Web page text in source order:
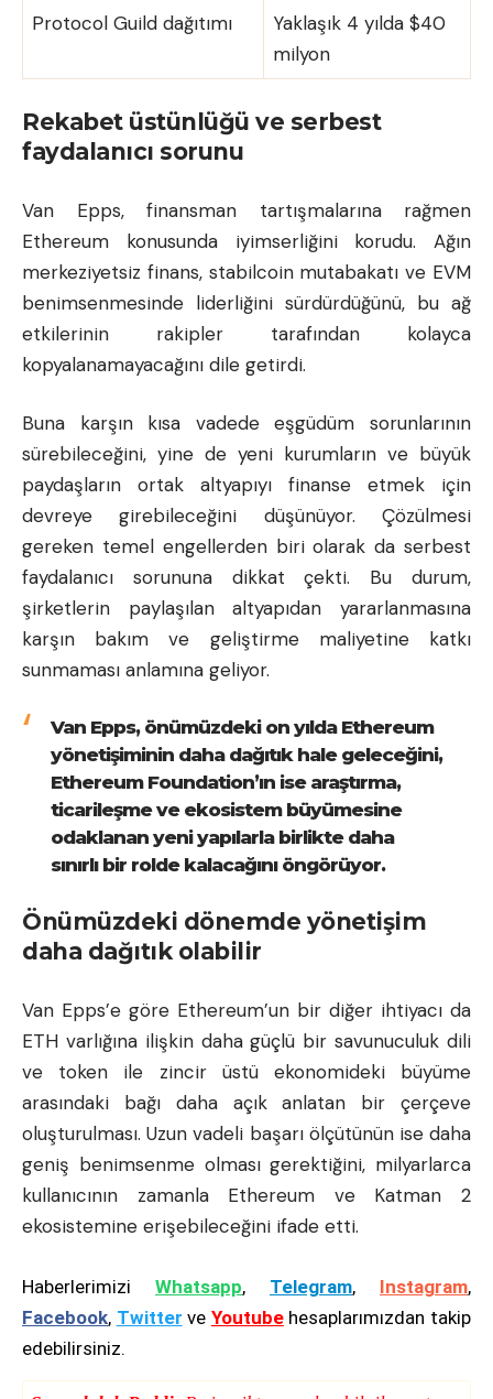
Protocol Guild dağıtımı
Yaklaşık 4 yılda $40
milyon
Rekabet üstünlüğü ve serbest
faydalanıcı sorunu
Van Epps, finansman tartışmalarına rağmen
Ethereum konusunda iyimserliğini korudu. Ağın
merkeziyetsiz finans, stabilcoin mutabakatı ve EVM
benimsenmesinde liderliğini sürdürdüğünü, bu ağ
etkilerinin rakipler tarafından kolayca
kopyalanamayacağını dile getirdi.
Buna karşın kısa vadede eşgüdüm sorunlarının
sürebileceğini, yine de yeni kurumların ve büyük
paydaşların ortak altyapıyı finanse etmek için
devreye girebileceğini düşünüyor. Çözülmesi
gereken temel engellerden biri olarak da serbest
faydalanıcı sorununa dikkat çekti. Bu durum,
şirketlerin paylaşılan altyapıdan yararlanmasına
karşın bakım ve geliştirme maliyetine katkı
sunmaması anlamına geliyor.
Van Epps, önümüzdeki on yılda Ethereum
yönetişiminin daha dağıtık hale geleceğini,
Ethereum Foundation’ın ise araştırma,
ticarileşme ve ekosistem büyümesine
odaklanan yeni yapılarla birlikte daha
sınırlı bir rolde kalacağını öngörüyor.
Önümüzdeki dönemde yönetişim
daha dağıtık olabilir
Van Epps’e göre Ethereum’un bir diğer ihtiyacı da
ETH varlığına ilişkin daha güçlü bir savunuculuk dili
ve token ile zincir üstü ekonomideki büyüme
arasındaki bağı daha açık anlatan bir çerçeve
oluşturulması. Uzun vadeli başarı ölçütünün ise daha
geniş benimsenme olması gerektiğini, milyarlarca
kullanıcının zamanla Ethereum ve Katman 2
ekosistemine erişebileceğini ifade etti.
Haberlerimizi Whatsapp, Telegram, Instagram,
Facebook, Twitter ve Youtubehesaplarımızdan takip
edebilirsiniz.